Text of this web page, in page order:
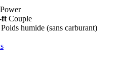
Power
ft Couple
Poids humide (sans carburant)